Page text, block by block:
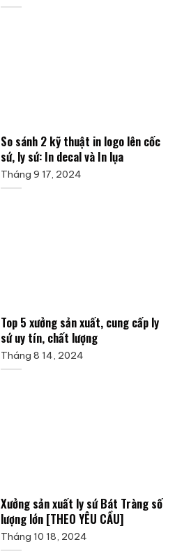
So sánh 2 kỹ thuật in logo lên cốc
sứ, ly sứ: In decal và In lụa
Tháng 9 17, 2024
Top 5 xưởng sản xuất, cung cấp ly
sứ uy tín, chất lượng
Tháng 8 14, 2024
Xưởng sản xuất ly sứ Bát Tràng số
lượng lớn [THEO YÊU CẦU]
Tháng 10 18, 2024